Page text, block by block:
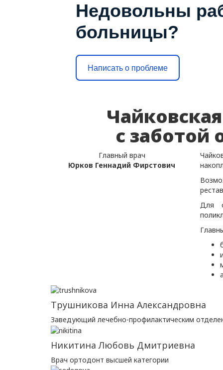
Недовольны
больницы?
Написать о проблеме
c заботой
Главный врач
Юрков Геннадий Фирстович
Для
Трушникова Инна Александровна
Заведующий лечебно-профилактическим
Никитина Любовь Дмитриевна
Врач ортодонт высшей категории